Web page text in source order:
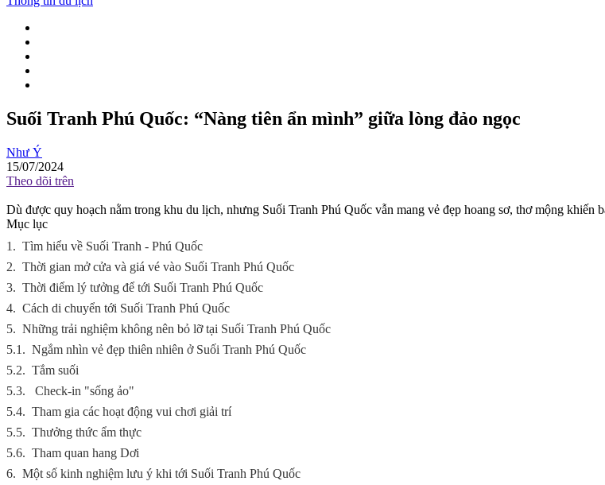
Suối Tranh Phú Quốc: “Nàng tiên ẩn mình” giữa lòng đảo ngọc
Như Ý
15/07/2024
Theo dõi trên
Dù được quy hoạch nằm trong khu du lịch, nhưng Suối Tranh Phú Quốc vẫn mang vẻ đẹp hoang sơ, thơ mộng khiến
Mục lục
1. Tìm hiểu về Suối Tranh - Phú Quốc
2. Thời gian mở cửa và giá vé vào Suối Tranh Phú Quốc
3. Thời điểm lý tưởng để tới Suối Tranh Phú Quốc
4. Cách di chuyển tới Suối Tranh Phú Quốc
5. Những trải nghiệm không nên bỏ lỡ tại Suối Tranh Phú Quốc
5.1. Ngắm nhìn vẻ đẹp thiên nhiên ở Suối Tranh Phú Quốc
5.2. Tắm suối
5.3.
Check-in "sống ảo"
5.4. Tham gia các hoạt động vui chơi giải trí
5.5. Thưởng thức ẩm thực
5.6. Tham quan hang Dơi
6. Một số kinh nghiệm lưu ý khi tới Suối Tranh Phú Quốc